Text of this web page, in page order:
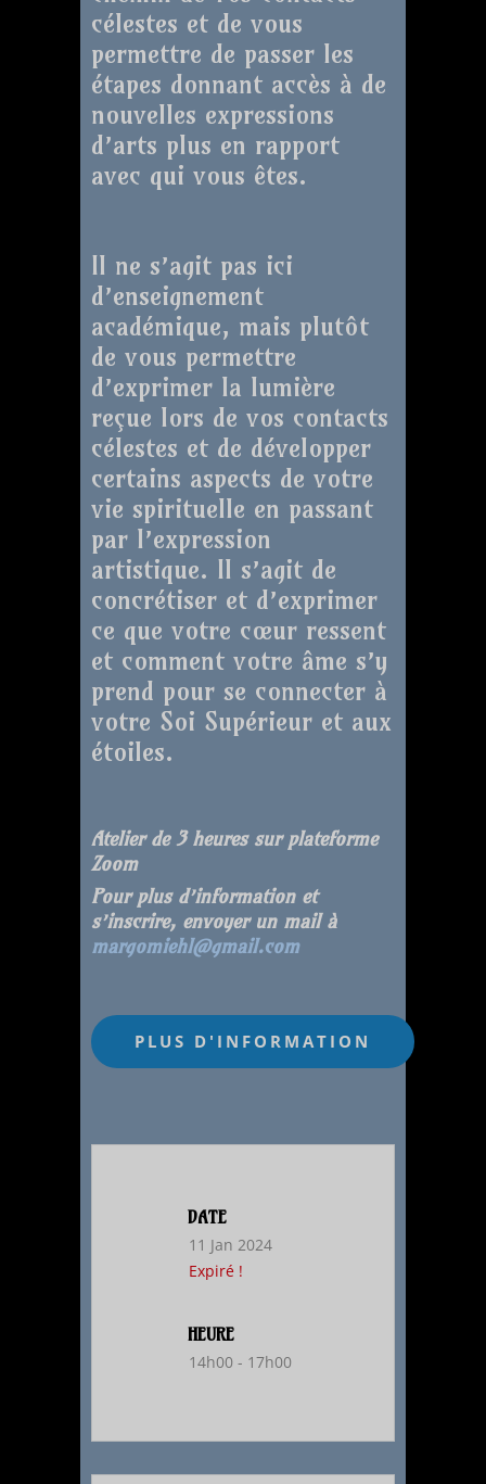
célestes et de vous
permettre de passer les
étapes donnant accès à de
nouvelles expressions
d’arts plus en rapport
avec qui vous êtes.
Il ne s’agit pas ici
d’enseignement
académique, mais plutôt
de vous permettre
d’exprimer la lumière
reçue lors de vos contacts
célestes et de développer
certains aspects de votre
vie spirituelle en passant
par l’expression
artistique. Il s’agit de
concrétiser et d’exprimer
ce que votre cœur ressent
et comment votre âme s’y
prend pour se connecter à
votre Soi Supérieur et aux
étoiles.
Atelier de 3 heures sur plateforme
Zoom
Pour plus d’information et
s’inscrire, envoyer un mail à
margomiehl@gmail.com
DATE
11 Jan 2024
Expiré !
HEURE
14h00 - 17h00